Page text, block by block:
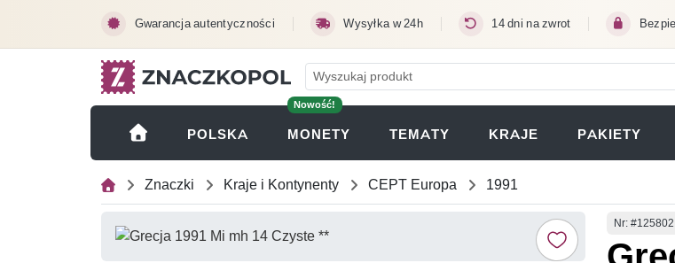
Gwarancja autentyczności Wysyłka w 24h 14 dni na zwrot
POLSKA
Nowość!
MONETY (OTWIERA SIĘ W NOWEJ KARCIE)
TEMATY KRAJE PAKIETY
Znaczki Kraje i Kontynenty CEPT Europa 1991
Numer
Nr: #125802